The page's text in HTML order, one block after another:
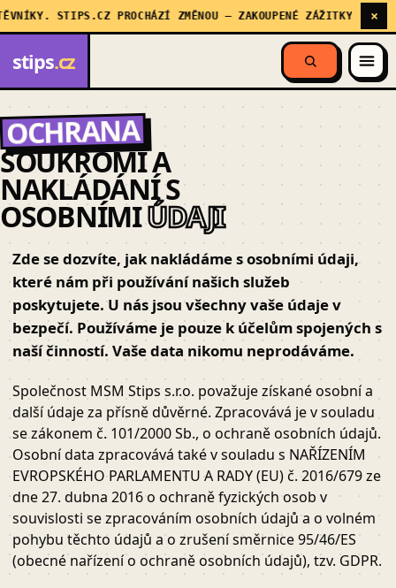
STIPS.CZ PROCHÁZÍ ZMĚNOU — ZAKOUPENÉ ZÁŽITKY ×
stips.cz
OCHRANA
SOUKROMÍ A
NAKLÁDÁNÍ S
OSOBNÍMIÚDAJI
Zde se dozvíte, jak nakládáme s osobními údaji,
které nám při používání našich služeb
poskytujete. U nás jsou všechny vaše údaje v
bezpečí. Používáme je pouze k účelům spojených s
naší činností. Vaše data nikomu neprodáváme.
Společnost MSM Stips s.r.o. považuje získané osobní a
další údaje za přísně důvěrné. Zpracovává je v souladu
se zákonem č. 101/2000 Sb., o ochraně osobních údajů.
Osobní data zpracovává také v souladu s NAŘÍZENÍM
EVROPSKÉHO PARLAMENTU A RADY (EU) č. 2016/679 ze
dne 27. dubna 2016 o ochraně fyzických osob v
souvislosti se zpracováním osobních údajů a o volném
pohybu těchto údajů a o zrušení směrnice 95/46/ES
(obecné nařízení o ochraně osobních údajů), tzv. GDPR.